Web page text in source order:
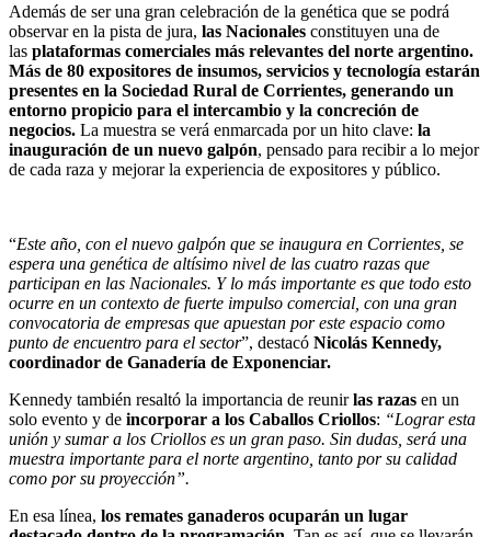
Además de ser una gran celebración de la genética que se podrá
observar en la pista de jura, las Nacionales constituyen una de
las plataformas comerciales más relevantes del norte argentino.
Más de 80 expositores de insumos, servicios y tecnología estarán
presentes en la Sociedad Rural de Corrientes, generando un
entorno propicio para el intercambio y la concreción de
negocios. La muestra se verá enmarcada por un hito clave: la
inauguración de un nuevo galpón, pensado para recibir a lo mejor
de cada raza y mejorar la experiencia de expositores y público.
“Este año, con el nuevo galpón que se inaugura en Corrientes, se
espera una genética de altísimo nivel de las cuatro razas que
participan en las Nacionales. Y lo más importante es que todo esto
ocurre en un contexto de fuerte impulso comercial, con una gran
convocatoria de empresas que apuestan por este espacio como
punto de encuentro para el sector”, destacó Nicolás Kennedy,
coordinador de Ganadería de Exponenciar.
Kennedy también resaltó la importancia de reunirlas razas en un
solo evento y de incorporar a los Caballos Criollos: “Lograr esta
unión y sumar a los Criollos es un gran paso. Sin dudas, será una
muestra importante para el norte argentino, tanto por su calidad
como por su proyección”.
En esa línea, los remates ganaderos ocuparán un lugar